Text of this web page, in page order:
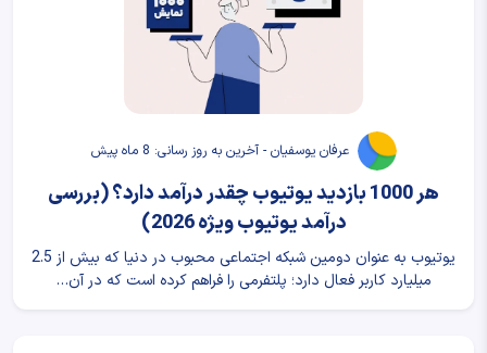
عرفان یوسفیان - آخرین به روز رسانی: 8 ماه پیش
هر 1000 بازدید یوتیوب چقدر درآمد دارد؟ (بررسی
درآمد یوتیوب ویژه 2026)
یوتیوب به عنوان دومین شبکه اجتماعی محبوب در دنیا که بیش از 2.5
میلیارد کاربر فعال دارد؛ پلتفرمی را فراهم کرده است که در آن…